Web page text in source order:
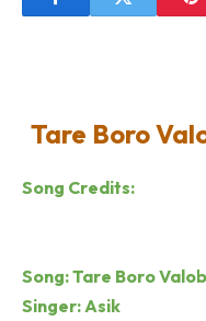
Tare Boro
Song Credits:
Song: Tare Boro
Singer: Asik